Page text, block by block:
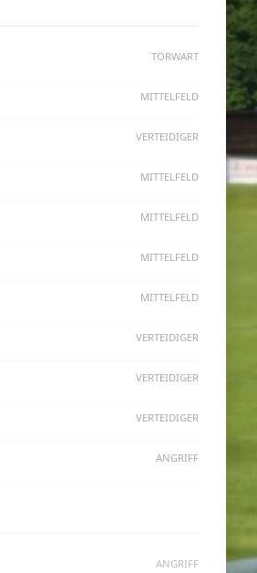
TORWART
MITTELFELD
VERTEIDIGER
MITTELFELD
MITTELFELD
MITTELFELD
MITTELFELD
VERTEIDIGER
VERTEIDIGER
VERTEIDIGER
ANGRIFF
ANGRIFF